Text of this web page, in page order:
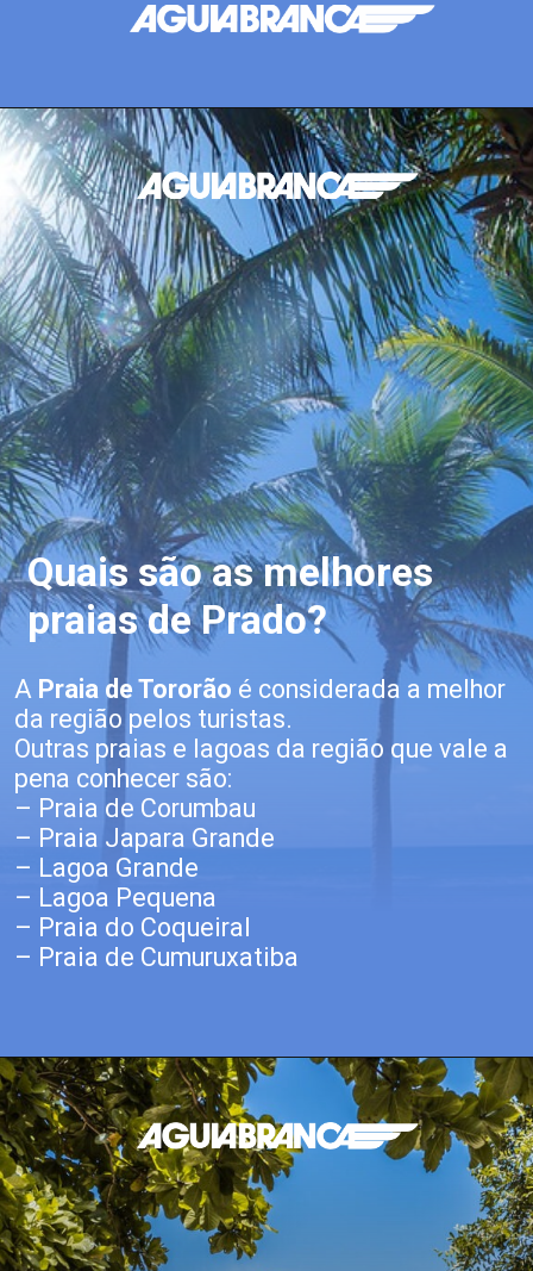
Quais são as melhores
praias de Prado?
A Praia de Tororão é considerada a melhor
da região pelos turistas.
Outras praias e lagoas da região que vale a
pena conhecer são:
– Praia de Corumbau
– Praia Japara Grande
– Lagoa Grande
– Lagoa Pequena
– Praia do Coqueiral
– Praia de Cumuruxatiba